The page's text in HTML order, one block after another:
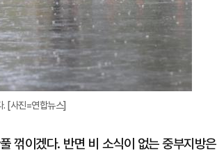
. [사진=연합뉴스]
꺾이겠다. 반면 비 소식이 없는 중부지방은